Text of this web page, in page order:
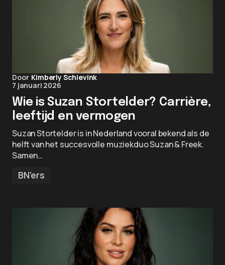
Door Kimberly Schievink
7 januari 2026
Wie is Suzan Stortelder? Carrière,
leeftijd en vermogen
Suzan Stortelder is in Nederland vooral bekend als de
helft van het succesvolle muziekduo Suzan & Freek.
Samen…
BN'ers